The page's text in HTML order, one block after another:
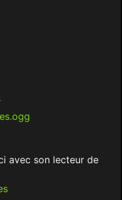
avec son lecteur de